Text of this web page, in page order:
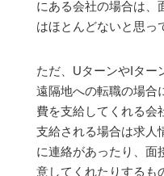
にある会社の場合は、
はほとんどないと思っ
ただ、UターンやIター
遠隔地への転職の場合
費を支給してくれる会
支給される場合は求人
に連絡があったり、面
意してくれたりするも